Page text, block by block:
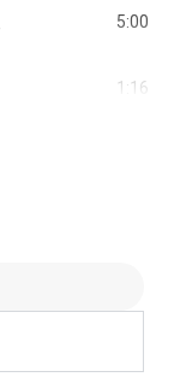
5:00
1:16